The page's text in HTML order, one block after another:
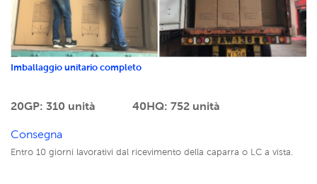
Imballaggio unitario completo
20GP: 310 unità 40HQ: 752 unità
Consegna
Entro 10 giorni lavorativi dal ricevimento della caparra o LC a vista.